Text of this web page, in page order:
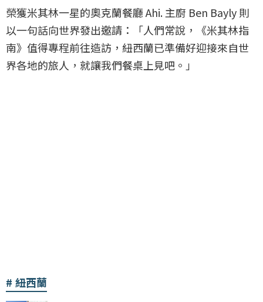
榮獲米其林一星的奧克蘭餐廳 Ahi. 主廚 Ben Bayly 則
以一句話向世界發出邀請：「人們常說，《米其林指
南》值得專程前往造訪，紐西蘭已準備好迎接來自世
界各地的旅人，就讓我們餐桌上見吧。」
紐西蘭